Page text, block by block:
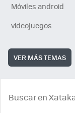
Móviles android
videojuegos
VER MÁS TEMAS